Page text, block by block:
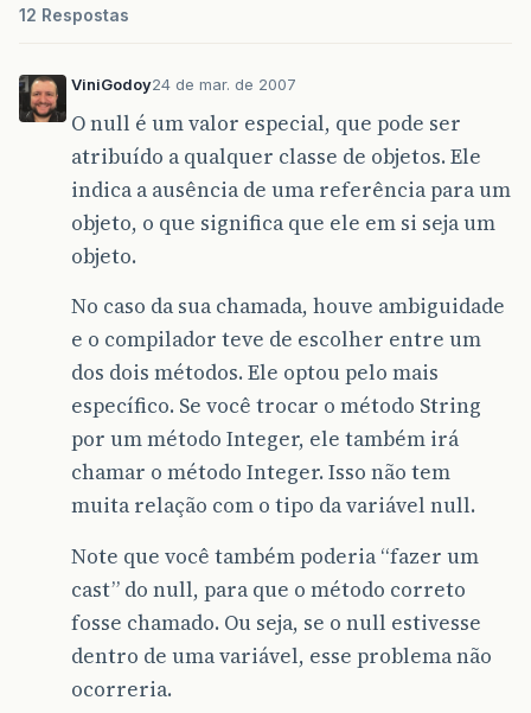
12 Respostas
ViniGodoy24 de mar. de 2007
O null é um valor especial, que pode ser
atribuído a qualquer classe de objetos. Ele
indica a ausência de uma referência para um
objeto, o que significa que ele em si seja um
objeto.
No caso da sua chamada, houve ambiguidade
e o compilador teve de escolher entre um
dos dois métodos. Ele optou pelo mais
específico. Se você trocar o método String
por um método Integer, ele também irá
chamar o método Integer. Isso não tem
muita relação com o tipo da variável null.
Note que você também poderia “fazer um
cast” do null, para que o método correto
fosse chamado. Ou seja, se o null estivesse
dentro de uma variável, esse problema não
ocorreria.